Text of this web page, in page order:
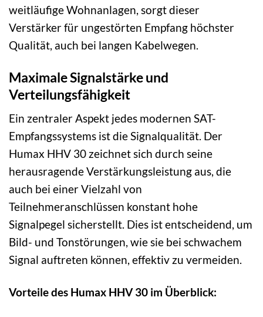
weitläufige Wohnanlagen, sorgt dieser
Verstärker für ungestörten Empfang höchster
Qualität, auch bei langen Kabelwegen.
Maximale Signalstärke und
Verteilungsfähigkeit
Ein zentraler Aspekt jedes modernen SAT-
Empfangssystems ist die Signalqualität. Der
Humax HHV 30 zeichnet sich durch seine
herausragende Verstärkungsleistung aus, die
auch bei einer Vielzahl von
Teilnehmeranschlüssen konstant hohe
Signalpegel sicherstellt. Dies ist entscheidend, um
Bild- und Tonstörungen, wie sie bei schwachem
Signal auftreten können, effektiv zu vermeiden.
Vorteile des Humax HHV 30 im Überblick: